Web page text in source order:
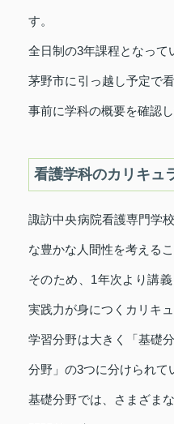
す。
全日制の3年課程となって
茅野市に引っ越し予定で
事前に学科の概要を確認
看護学科のカリキュ
諏訪中央病院看護専門学
な豊かな人間性を考える
そのため、1年次より講
実践力が身につくカリキュ
学習分野は大きく「基礎
分野」の3つに分けられて
基礎分野では、さまざま